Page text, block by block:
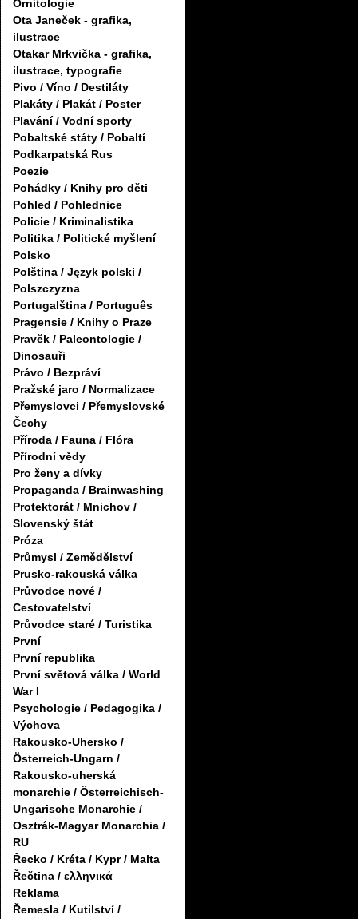
Ornitologie
Ota Janeček - grafika,
ilustrace
Otakar Mrkvička - grafika,
ilustrace, typografie
Pivo / Víno / Destiláty
Plakáty / Plakát / Poster
Plavání / Vodní sporty
Pobaltské státy / Pobaltí
Podkarpatská Rus
Poezie
Pohádky / Knihy pro děti
Pohled / Pohlednice
Policie / Kriminalistika
Politika / Politické myšlení
Polsko
Polština / Język polski /
Polszczyzna
Portugalština / Português
Pragensie / Knihy o Praze
Pravěk / Paleontologie /
Dinosauři
Právo / Bezpráví
Pražské jaro / Normalizace
Přemyslovci / Přemyslovské
Čechy
Příroda / Fauna / Flóra
Přírodní vědy
Pro ženy a dívky
Propaganda / Brainwashing
Protektorát / Mnichov /
Slovenský štát
Próza
Průmysl / Zemědělství
Prusko-rakouská válka
Průvodce nové /
Cestovatelství
Průvodce staré / Turistika
První
První republika
První světová válka / World
War I
Psychologie / Pedagogika /
Výchova
Rakousko-Uhersko /
Österreich-Ungarn /
Rakousko-uherská
monarchie / Österreichisch-
Ungarische Monarchie /
Osztrák-Magyar Monarchia /
RU
Řecko / Kréta / Kypr / Malta
Řečtina / ελληνικά
Reklama
Řemesla / Kutilství /